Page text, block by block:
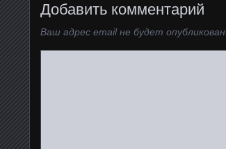
Добавить комментарий
Ваш адрес email не будет опубликован.